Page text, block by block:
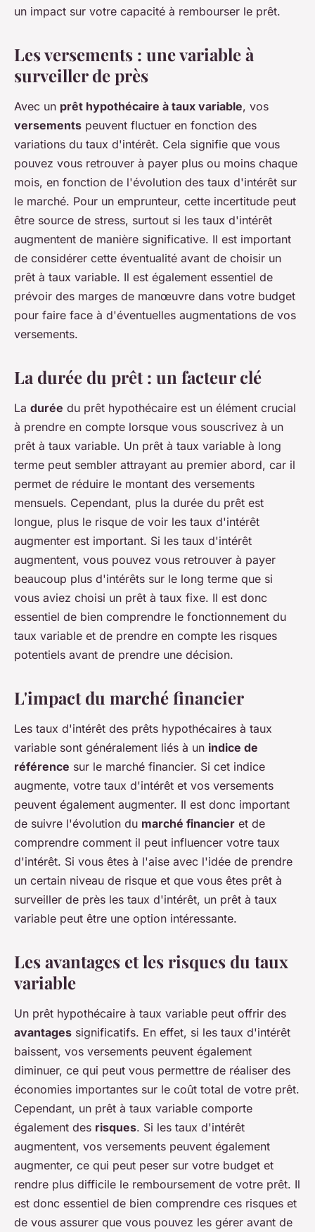
un impact sur votre capacité à rembourser le prêt.
Les versements : une variable à
surveiller de près
Avec un prêt hypothécaire à taux variable, vos
versements peuvent fluctuer en fonction des
variations du taux d'intérêt. Cela signifie que vous
pouvez vous retrouver à payer plus ou moins chaque
mois, en fonction de l'évolution des taux d'intérêt sur
le marché. Pour un emprunteur, cette incertitude peut
être source de stress, surtout si les taux d'intérêt
augmentent de manière significative. Il est important
de considérer cette éventualité avant de choisir un
prêt à taux variable. Il est également essentiel de
prévoir des marges de manœuvre dans votre budget
pour faire face à d'éventuelles augmentations de vos
versements.
La durée du prêt : un facteur clé
La durée du prêt hypothécaire est un élément crucial
à prendre en compte lorsque vous souscrivez à un
prêt à taux variable. Un prêt à taux variable à long
terme peut sembler attrayant au premier abord, car il
permet de réduire le montant des versements
mensuels. Cependant, plus la durée du prêt est
longue, plus le risque de voir les taux d'intérêt
augmenter est important. Si les taux d'intérêt
augmentent, vous pouvez vous retrouver à payer
beaucoup plus d'intérêts sur le long terme que si
vous aviez choisi un prêt à taux fixe. Il est donc
essentiel de bien comprendre le fonctionnement du
taux variable et de prendre en compte les risques
potentiels avant de prendre une décision.
L'impact du marché financier
Les taux d'intérêt des prêts hypothécaires à taux
variable sont généralement liés à un indice de
référence sur le marché financier. Si cet indice
augmente, votre taux d'intérêt et vos versements
peuvent également augmenter. Il est donc important
de suivre l'évolution du marché financier et de
comprendre comment il peut influencer votre taux
d'intérêt. Si vous êtes à l'aise avec l'idée de prendre
un certain niveau de risque et que vous êtes prêt à
surveiller de près les taux d'intérêt, un prêt à taux
variable peut être une option intéressante.
Les avantages et les risques du taux
variable
Un prêt hypothécaire à taux variable peut offrir des
avantages significatifs. En effet, si les taux d'intérêt
baissent, vos versements peuvent également
diminuer, ce qui peut vous permettre de réaliser des
économies importantes sur le coût total de votre prêt.
Cependant, un prêt à taux variable comporte
également des risques. Si les taux d'intérêt
augmentent, vos versements peuvent également
augmenter, ce qui peut peser sur votre budget et
rendre plus difficile le remboursement de votre prêt. Il
est donc essentiel de bien comprendre ces risques et
de vous assurer que vous pouvez les gérer avant de